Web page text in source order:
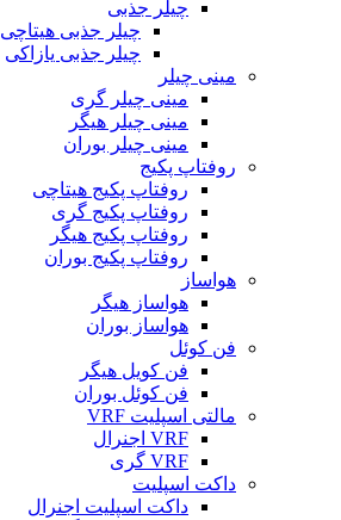
چیلر جذبی
چیلر جذبی هیتاچی
چیلر جذبی یازاکی
مینی چیلر
مینی چیلر گری
مینی چیلر هیگر
مینی چیلر بوران
روفتاپ پکیج
روفتاپ پکیج هیتاچی
روفتاپ پکیج گری
روفتاپ پکیج هیگر
روفتاپ پکیج بوران
هواساز
هواساز هیگر
هواساز بوران
فن کوئل
فن کویل هیگر
فن کوئل بوران
مالتی اسپلیت VRF
VRF اجنرال
VRF گری
داکت اسپلیت
داکت اسپلیت اجنرال